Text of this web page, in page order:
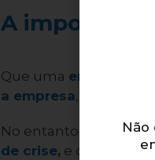
A
Que uma empresa
a empresa, todos têm
No entanto,
de crise,e quando
Não